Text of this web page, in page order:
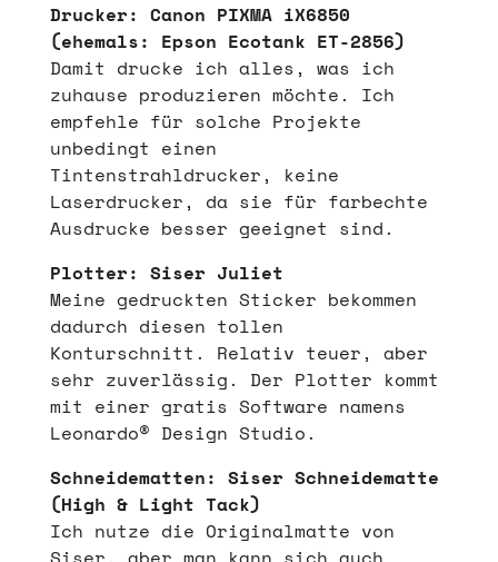
Drucker: Canon PIXMA iX6850
(ehemals: Epson Ecotank ET-2856)
Damit drucke ich alles, was ich
zuhause produzieren möchte. Ich
empfehle für solche Projekte
unbedingt einen
Tintenstrahldrucker, keine
Laserdrucker, da sie für farbechte
Ausdrucke besser geeignet sind.
Plotter: Siser Juliet
Meine gedruckten Sticker bekommen
dadurch diesen tollen
Konturschnitt. Relativ teuer, aber
sehr zuverlässig. Der Plotter kommt
mit einer gratis Software namens
Leonardo® Design Studio.
Schneidematten: Siser Schneidematte
(High & Light Tack)
Ich nutze die Originalmatte von